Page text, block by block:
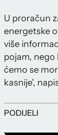
U proračun
energetske
više
pojam,
ćemo se
kasnije',
PODIJELI